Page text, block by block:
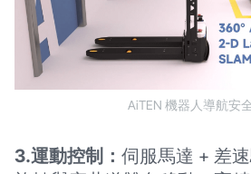
AiTEN 機器人導航安
3.運動控制： 伺服馬達 + 差